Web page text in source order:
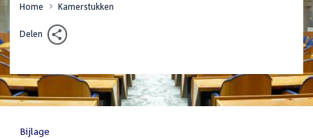
Home Kamerstukken
Delen
Bijlage